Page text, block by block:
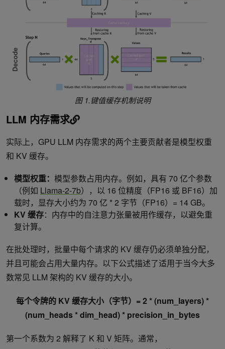
图 1.键值缓存机制说明
LLM 内存需求
实际上，GPU LLM 内存需求的两个主要贡献者是模型权重
和 KV 缓存。
模型权重： 模型参数占用内存。例如，具有 70 亿个参数
（例如 Llama-2-7b），以 16 位精度（FP16 或 BF16）加
载时，显存大小约为 70 亿 * 2 字节（FP16）= 14 GB。
KV 缓存：内存中的自注意力张量被用作缓存，以避免重
复计算。
在批处理时，批量中每个请求的 KV 缓存仍必须单独分配，
并且可能会占用大量内存。以下公式描述了适用于当今大多
数常见 LLM 架构的 KV 缓存的大小。
每个令牌的 KV 缓存大小（字节）= 2 * (num_layers) *
(num_heads * dim_head) * precision_in_bytes
第一个系数为 2 解释了 K 和 V 矩阵。通常，